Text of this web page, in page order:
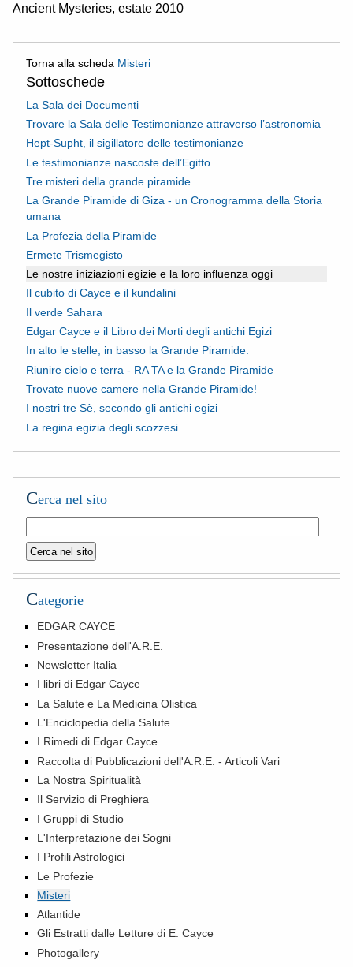
Ancient Mysteries, estate 2010
Torna alla scheda Misteri
Sottoschede
La Sala dei Documenti
Trovare la Sala delle Testimonianze attraverso l’astronomia
Hept-Supht, il sigillatore delle testimonianze
Le testimonianze nascoste dell’Egitto
Tre misteri della grande piramide
La Grande Piramide di Giza - un Cronogramma della Storia
umana
La Profezia della Piramide
Ermete Trismegisto
Le nostre iniziazioni egizie e la loro influenza oggi
Il cubito di Cayce e il kundalini
Il verde Sahara
Edgar Cayce e il Libro dei Morti degli antichi Egizi
In alto le stelle, in basso la Grande Piramide:
Riunire cielo e terra - RA TA e la Grande Piramide
Trovate nuove camere nella Grande Piramide!
I nostri tre Sè, secondo gli antichi egizi
La regina egizia degli scozzesi
Cerca nel sito
Categorie
EDGAR CAYCE
Presentazione dell'A.R.E.
Newsletter Italia
I libri di Edgar Cayce
La Salute e La Medicina Olistica
L'Enciclopedia della Salute
I Rimedi di Edgar Cayce
Raccolta di Pubblicazioni dell'A.R.E. - Articoli Vari
La Nostra Spiritualità
Il Servizio di Preghiera
I Gruppi di Studio
L'Interpretazione dei Sogni
I Profili Astrologici
Le Profezie
Misteri
Atlantide
Gli Estratti dalle Letture di E. Cayce
Photogallery